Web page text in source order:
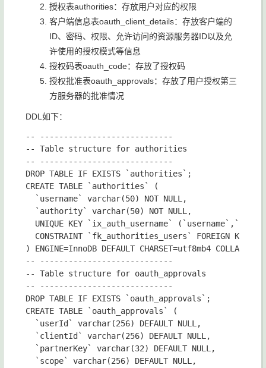
授权表authorities：存放用户对应的权限
客户端信息表oauth_client_details：存放客户端的
ID、密码、权限、允许访问的资源服务器ID以及允
许使用的授权模式等信息
授权码表oauth_code：存放了授权码
授权批准表oauth_approvals：存放了用户授权第三
方服务器的批准情况
DDL如下：
-- ----------------------------
-- Table structure for authorities
-- ----------------------------
DROP TABLE IF EXISTS `authorities`;
CREATE TABLE `authorities` (
  `username` varchar(50) NOT NULL,
  `authority` varchar(50) NOT NULL,
UNIQUE KEY `ix_auth_username`
CONSTRAINT `fk_authorities_users` FOREIGN KEY
) ENGINE=InnoDB DEFAULT CHARSET=utf8mb4
-- ----------------------------
-- Table structure for oauth_approvals
-- ----------------------------
DROP TABLE IF EXISTS `oauth_approvals`;
CREATE TABLE `oauth_approvals` (
  `userId` varchar(256) DEFAULT NULL,
  `clientId` varchar(256) DEFAULT NULL,
  `partnerKey` varchar(32) DEFAULT NULL,
  `scope` varchar(256) DEFAULT NULL,